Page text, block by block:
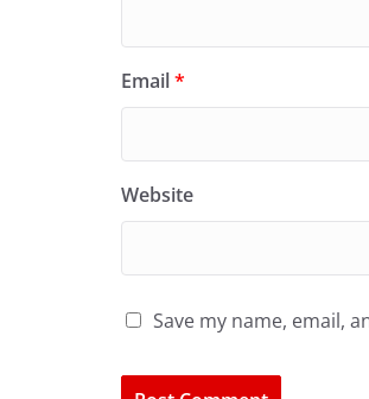
Email*
Website
Save my name, email,